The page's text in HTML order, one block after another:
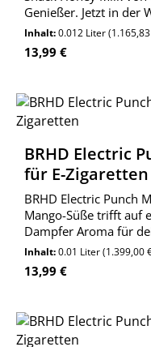
Genießer. Jetzt in der
Inhalt:0.012 Liter
Regulärer Preis:
13,99 €
BRHD Electric
für E-Zigaretten
BRHD Electric Punch
Mango-Süße trifft auf
Dampfer Aroma für
entdecken!
Inhalt:0.01 Liter(1.399,00
Regulärer Preis:
13,99 €